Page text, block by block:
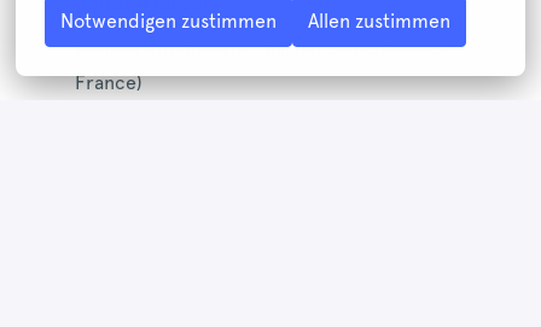
Notwendigen zustimmen Allen zustimmen
Paris (8 Cité Paradis , Paris, Île-de-France,
France)